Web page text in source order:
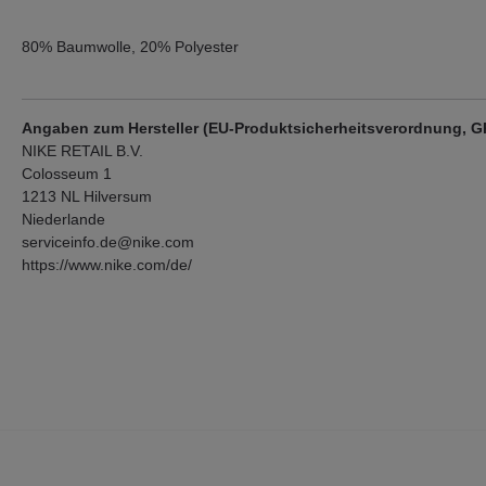
80% Baumwolle, 20% Polyester
Angaben zum Hersteller (EU-Produktsicherheitsverordnung,
NIKE RETAIL B.V.
Colosseum 1
1213 NL Hilversum
Niederlande
serviceinfo.de@nike.com
https://www.nike.com/de/